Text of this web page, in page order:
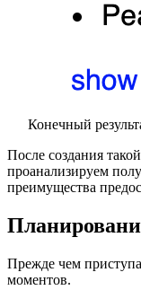
Конечный
После создания
проанализируем
преимущества
Прежде чем
моментов.